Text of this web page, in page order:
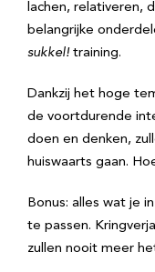
lachen, relativeren,
belangrijke
sukkel! training.
Dankzij het hoge
de voortdurende
doen en denken,
huiswaarts gaan.
Bonus: alles wat je
te passen.
zullen nooit meer